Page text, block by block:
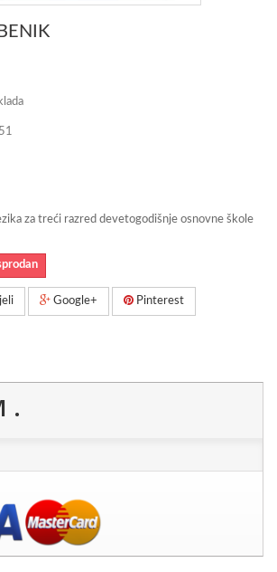
za treći razred devetogodišnje osnovne škole
Google+ Pinterest
.